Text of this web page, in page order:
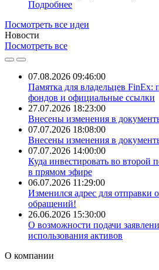
Подробнее
Посмотреть все идеи
Новости
Посмотреть все
07.08.2026 09:46:00
Памятка для владельцев FinEx:
фондов и официальные ссылки
27.07.2026 18:23:00
Внесены изменения в
07.07.2026 18:08:00
Внесены изменения в
07.07.2026 14:00:00
​Куда инвестировать во второй
в прямом эфире
06.07.2026 11:29:00
Изменился адрес для отправки
обращений!
26.06.2026 15:30:00
О возможности подачи
использования активов
О компании